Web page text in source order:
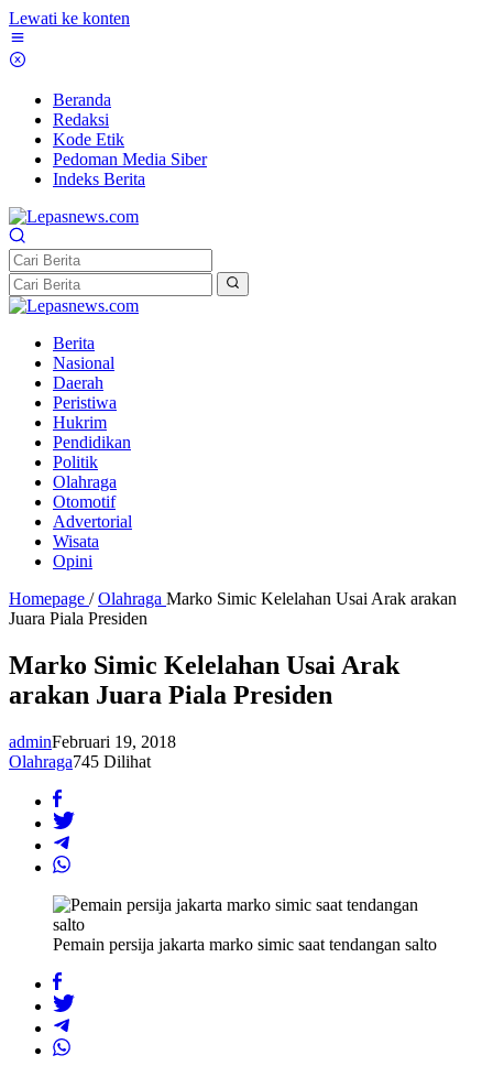
Lewati ke konten
Beranda
Redaksi
Kode Etik
Pedoman Media Siber
Indeks Berita
Berita
Nasional
Daerah
Peristiwa
Hukrim
Pendidikan
Politik
Olahraga
Otomotif
Advertorial
Wisata
Opini
Homepage / Olahraga Marko Simic Kelelahan Usai Arak arakan
Juara Piala Presiden
Marko Simic Kelelahan Usai Arak
arakan Juara Piala Presiden
adminFebruari 19, 2018
Olahraga745 Dilihat
Pemain persija jakarta marko simic saat tendangan salto